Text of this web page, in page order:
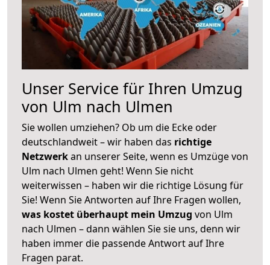
Unser Service für Ihren Umzug
von Ulm nach Ulmen
Sie wollen umziehen? Ob um die Ecke oder
deutschlandweit – wir haben das richtige
Netzwerkan unserer Seite, wenn es Umzüge von
Ulm nach Ulmen geht! Wenn Sie nicht
weiterwissen – haben wir die richtige Lösung für
Sie! Wenn Sie Antworten auf Ihre Fragen wollen,
was kostet überhaupt mein Umzug von Ulm
nach Ulmen – dann wählen Sie sie uns, denn wir
haben immer die passende Antwort auf Ihre
Fragen parat.